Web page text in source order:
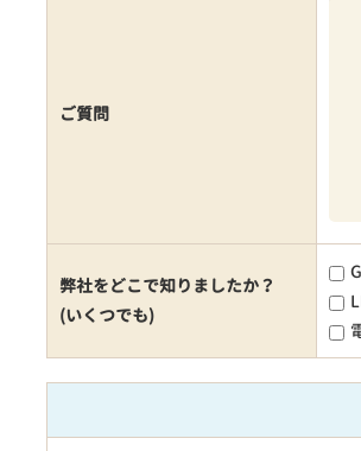
ご質問
弊社をどこで知りましたか？
(いくつでも)